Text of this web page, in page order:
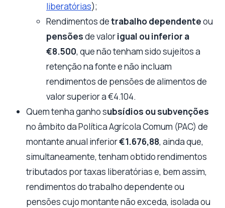
liberatórias);
Rendimentos detrabalho dependenteou
pensõesde valorigual ou inferior a
€8.500, quenão tenham sido sujeitos a
retenção na fonte e não incluam
rendimentos de pensões de alimentosde
valor superior a €4.104.
Quem tenha ganho subsídios ou subvenções
no âmbito da Política Agrícola Comum (PAC) de
montanteanual inferior€1.676,88, ainda que,
simultaneamente, tenham obtido rendimentos
tributados por taxas liberatórias e, bem assim,
rendimentos do trabalho dependente ou
pensões cujomontante não exceda, isolada ou